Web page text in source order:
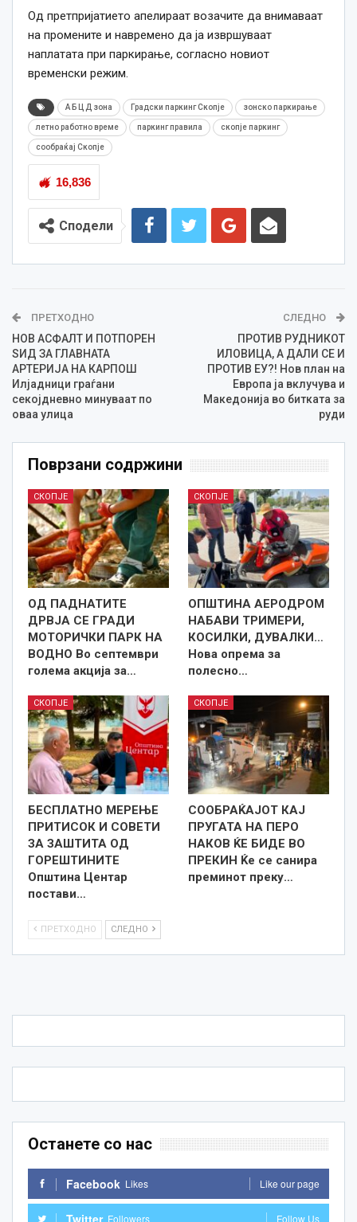
Од претпријатието апелираат возачите да внимаваат
на промените и навремено да ја извршуваат
наплатата при паркирање, согласно новиот
временски режим.
А Б Ц Д зона Градски паркинг Скопје зонско паркирање
летно работно време паркинг правила скопје паркинг
сообраќај Скопје
16,836
Сподели
ПРЕТХОДНО
НОВ АСФАЛТ И ПОТПОРЕН
ЅИД ЗА ГЛАВНАТА
АРТЕРИЈА НА КАРПОШ
Илјадници граѓани
секојдневно минуваат по
оваа улица
СЛЕДНО
ПРОТИВ РУДНИКОТ
ИЛОВИЦА, А ДАЛИ СЕ И
ПРОТИВ ЕУ?! Нов план на
Европа ја вклучува и
Македонија во битката за
руди
Поврзани содржини
СКОПЈЕ
ОД ПАДНАТИТЕ
ДРВЈА СЕ ГРАДИ
МОТОРИЧКИ ПАРК НА
ВОДНО Во септември
голема акција за…
СКОПЈЕ
ОПШТИНА АЕРОДРОМ
НАБАВИ ТРИМЕРИ,
КОСИЛКИ, ДУВАЛКИ…
Нова опрема за
полесно…
СКОПЈЕ
БЕСПЛАТНО МЕРЕЊЕ
ПРИТИСОК И СОВЕТИ
ЗА ЗАШТИТА ОД
ГОРЕШТИНИТЕ
Општина Центар
постави…
СКОПЈЕ
СООБРАЌАЈОТ КАЈ
ПРУГАТА НА ПЕРО
НАКОВ ЌЕ БИДЕ ВО
ПРЕКИН Ќе се санира
преминот преку…
ПРЕТХОДНО СЛЕДНО
Останете со нас
Facebook Likes Like our page
Twitter Followers Follow Us